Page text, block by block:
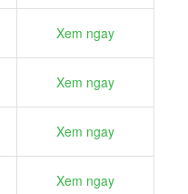
Xem ngay
Xem ngay
Xem ngay
Xem ngay